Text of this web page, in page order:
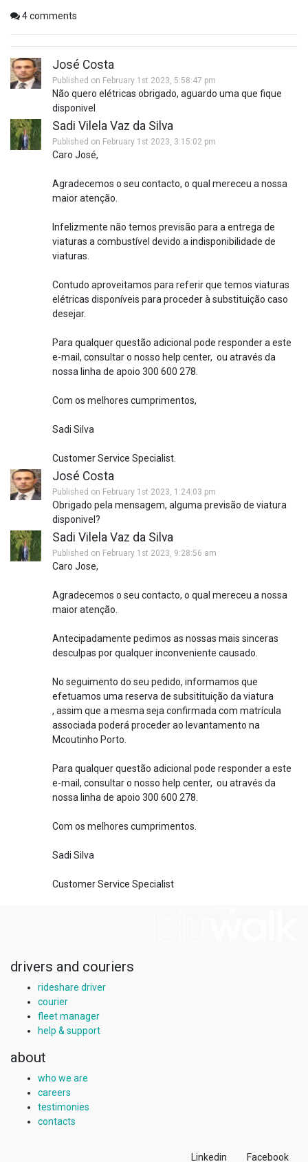
4comments
José Costa
Published on February 1st 2023, 5:58:47 pm
Não quero elétricas obrigado, aguardo uma que fique
disponivel
Sadi Vilela Vaz da Silva
Published on February 1st 2023, 3:15:02 pm
Caro José,
Agradecemos o seu contacto, o qual mereceu a nossa
maior atenção.
Infelizmente não temos previsão para a entrega de
viaturas a combustível devido a indisponibilidade de
viaturas.
Contudo aproveitamos para referir que temos viaturas
elétricas disponíveis para proceder à substituição caso
desejar.
Para qualquer questão adicional pode responder a este
e-mail, consultar o nosso help center, ou através da
nossa linha de apoio 300 600 278.
Com os melhores cumprimentos,
Sadi Silva
Customer Service Specialist.
José Costa
Published on February 1st 2023, 1:24:03 pm
Obrigado pela mensagem, alguma previsão de viatura
disponivel?
Sadi Vilela Vaz da Silva
Published on February 1st 2023, 9:28:56 am
Caro Jose,
Agradecemos o seu contacto, o qual mereceu a nossa
maior atenção.
Antecipadamente pedimos as nossas mais sinceras
desculpas por qualquer inconveniente causado.
No seguimento do seu pedido, informamos que
efetuamos uma reserva de subsitituição da viatura
, assim que a mesma seja confirmada com matrícula
associada poderá proceder ao levantamento na
Mcoutinho Porto.
Para qualquer questão adicional pode responder a este
e-mail, consultar o nosso help center, ou através da
nossa linha de apoio 300 600 278.
Com os melhores cumprimentos.
Sadi Silva
Customer Service Specialist
drivers and couriers
rideshare driver
courier
fleet manager
help & support
about
who we are
careers
testimonies
contacts
Linkedin Facebook